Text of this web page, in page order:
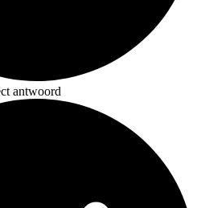
antwoord